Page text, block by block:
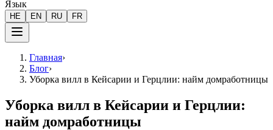
Язык
HE EN RU FR
Главная›
Блог›
Уборка вилл в Кейсарии и Герцлии: найм домработницы
Уборка вилл в Кейсарии и Герцлии:
найм домработницы